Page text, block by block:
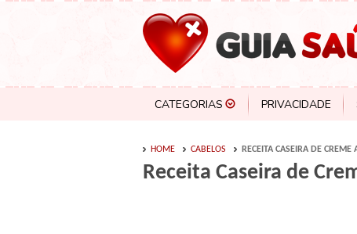
CATEGORIAS PRIVACIDADE
HOME CABELOS RECEITA CASEIRA DE CREME
Receita Caseira de